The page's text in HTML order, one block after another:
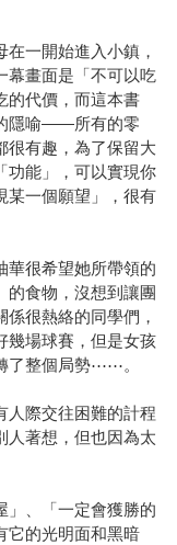
一開始進入小鎮，
幕畫面是「不可以吃
的代價，而這本書
隱喻——所有的零
很有趣，為了保留大
功能」，可以實現你
某一個願望」，很有
華很希望她所帶領的
的食物，沒想到讓團
很熱絡的同學們，
幾場球賽，但是女孩
了整個局勢⋯⋯。
人際交往困難的計程
人著想，但也因為太
」、「一定會獲勝的
它的光明面和黑暗